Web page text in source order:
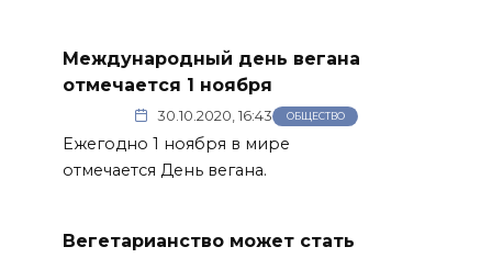
Международный день вегана
отмечается 1 ноября
30.10.2020, 16:43 ОБЩЕСТВО
Ежегодно 1 ноября в мире
отмечается День вегана.
Вегетарианство может стать